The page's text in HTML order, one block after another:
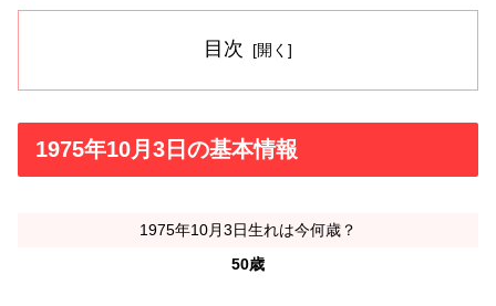
目次
1975年10月3日の基本情報
1975年10月3日生れは今何歳？
50歳